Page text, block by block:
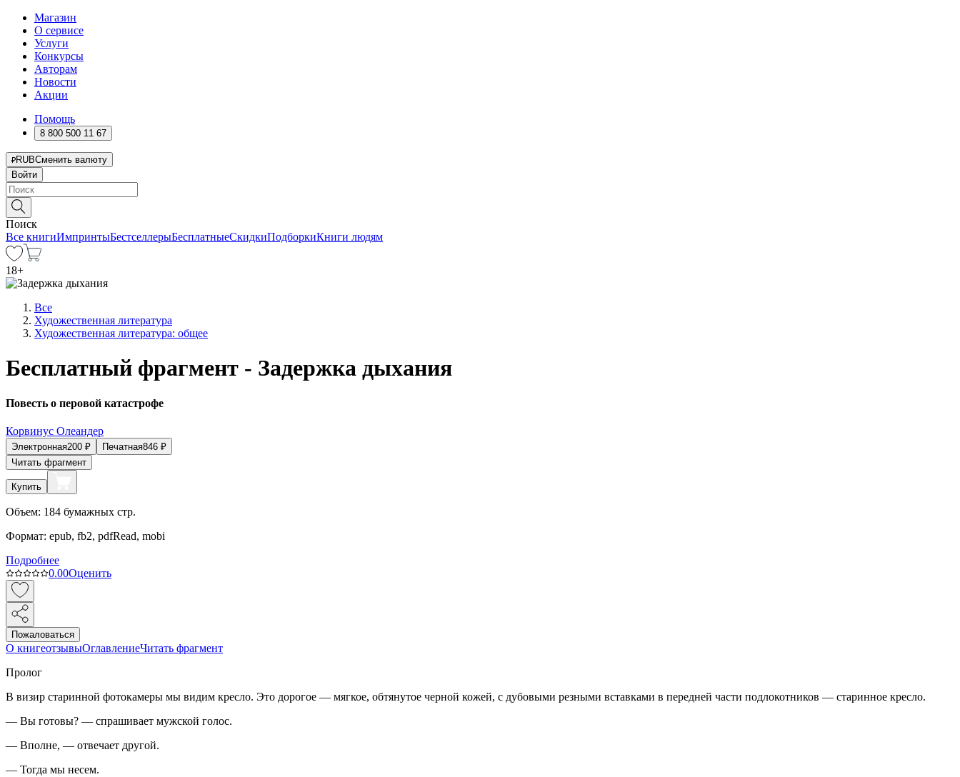
Магазин
О сервисе
Услуги
Конкурсы
Авторам
Новости
Акции
Помощь
8 800 500 11 67
RUBСменить валюту
Войти
Поиск
Все книгиИмпринтыБестселлерыБесплатныеСкидкиПодборкиКниги людям
18+
Все
Художественная литература
Художественная литература: общее
Бесплатный фрагмент - Задержка дыхания
Повесть о перовой катастрофе
Корвинус Олеандер
Электронная200 ₽ Печатная846 ₽
Читать фрагмент
Купить
Объем: 184 бумажных стр.
Формат: epub, fb2, pdfRead, mobi
Подробнее
0.00Оценить
Пожаловаться
О книгеотзывыОглавлениеЧитать фрагмент
Пролог
В визир старинной фотокамеры мы видим кресло. Это дорогое — мягкое, обтянутое черной кожей, с дубовыми резными вставками в передней части подлокотников — старинное кресло.
— Вы готовы? — спрашивает мужской голос.
— Вполне, — отвечает другой.
— Тогда мы несем.